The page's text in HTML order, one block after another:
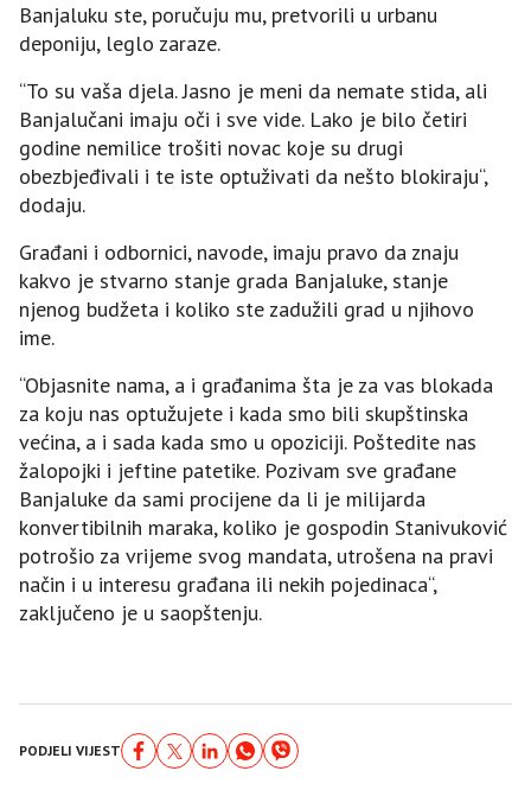
Banjaluku ste, poručuju mu, pretvorili u urbanu
deponiju, leglo zaraze.
“To su vaša djela. Jasno je meni da nemate stida, ali
Banjalučani imaju oči i sve vide. Lako je bilo četiri
godine nemilice trošiti novac koje su drugi
obezbjeđivali i te iste optuživati da nešto blokiraju“,
dodaju.
Građani i odbornici, navode, imaju pravo da znaju
kakvo je stvarno stanje grada Banjaluke, stanje
njenog budžeta i koliko ste zadužili grad u njihovo
ime.
“Objasnite nama, a i građanima šta je za vas blokada
za koju nas optužujete i kada smo bili skupštinska
većina, a i sada kada smo u opoziciji. Poštedite nas
žalopojki i jeftine patetike. Pozivam sve građane
Banjaluke da sami procijene da li je milijarda
konvertibilnih maraka, koliko je gospodin Stanivuković
potrošio za vrijeme svog mandata, utrošena na pravi
način i u interesu građana ili nekih pojedinaca“,
zaključeno je u saopštenju.
PODJELI VIJEST